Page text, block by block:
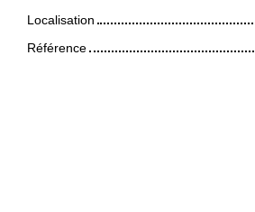
Localisation
Référence